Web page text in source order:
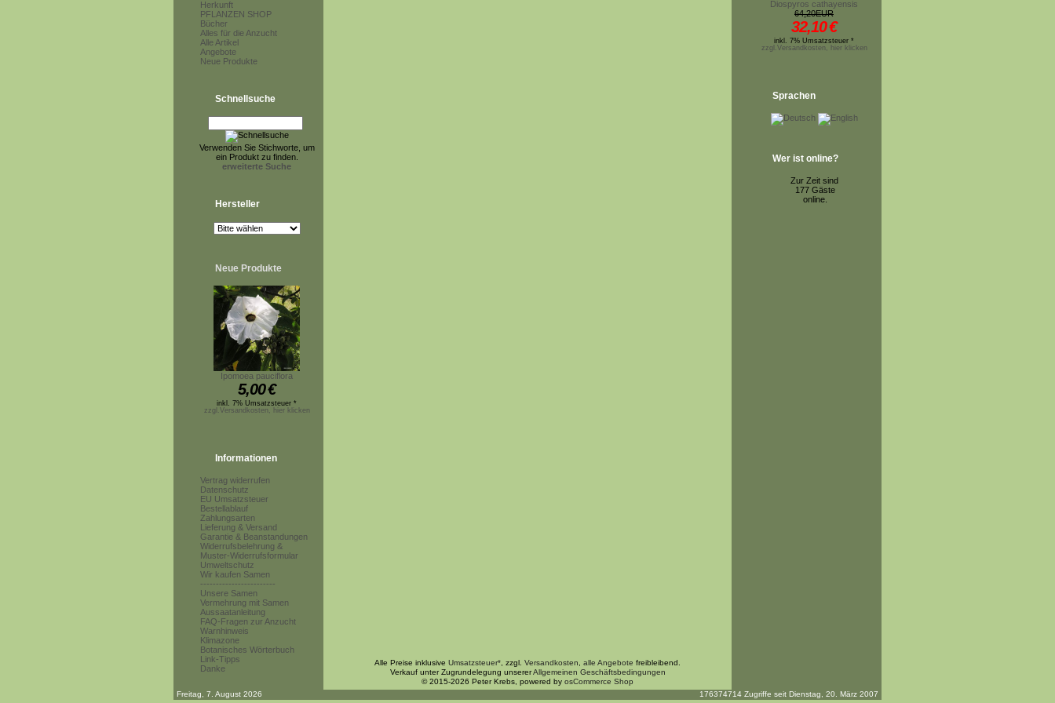
Herkunft
PFLANZEN SHOP
Bücher
Alles für die Anzucht
Alle Artikel
Angebote
Neue Produkte
Schnellsuche
Verwenden Sie Stichworte, um
ein Produkt zu finden.
erweiterte Suche
Hersteller
Neue Produkte
Ipomoea pauciflora
5,00€
inkl. 7% Umsatzsteuer *
zzgl.Versandkosten, hier klicken
Informationen
Vertrag widerrufen
Datenschutz
EU Umsatzsteuer
Bestellablauf
Zahlungsarten
Lieferung & Versand
Garantie & Beanstandungen
Widerrufsbelehrung &
Muster-Widerrufsformular
Umweltschutz
Wir kaufen Samen
------------------------
Unsere Samen
Vermehrung mit Samen
Aussaatanleitung
FAQ-Fragen zur Anzucht
Warnhinweis
Klimazone
Botanisches Wörterbuch
Link-Tipps
Danke
Diospyros cathayensis
64,20EUR
32,10€
inkl. 7% Umsatzsteuer *
zzgl.Versandkosten, hier klicken
Sprachen
Wer ist online?
Zur Zeit sind
177 Gäste
online.
Alle Preise inklusive Umsatzsteuer* , zzgl. Versandkosten alle Angebote freibleibend.
Verkauf unter Zugrundelegung unsererAllgemeinen Geschäftsbedingungen
© 2015-2026 Peter Krebs, powered by osCommerce Shop
Freitag, 7. August 2026
176374714 Zugriffe seit Dienstag, 20. März 2007